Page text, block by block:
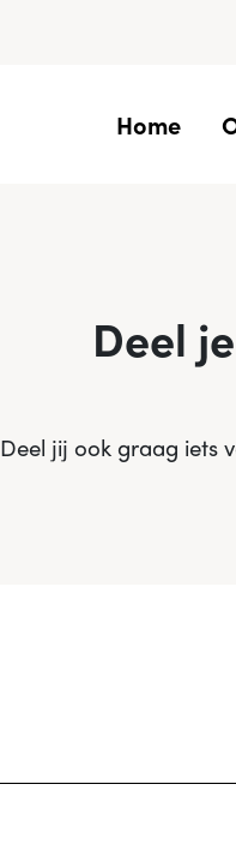
Home
Deel
Deel jij ook graag iets